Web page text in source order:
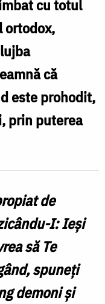
cu totul
ortodox,
că
este prohodit,
prin puterea
de
I: Ieși
să Te
spuneți
demoni și